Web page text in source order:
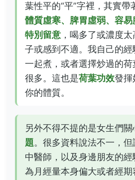
葉性平的“平”字裡，其實帶
體質虛寒、脾胃虛弱、容
特別留意 ，喝多了或濃度
子或感到不適。我自己的
一起煮，或者選擇炒過的
很多。這也是荷葉功效發揮
你的體質。
另外不得不提的是女生們關
題。很多資料說法不一，
中醫師，以及身邊朋友的
為月經量本身偏大或者經